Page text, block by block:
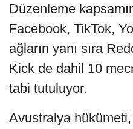
Düzenleme
Facebook, TikTok,
ağların yanı sıra
Kick de dahil 10
tabi tutuluyor.
Avustralya